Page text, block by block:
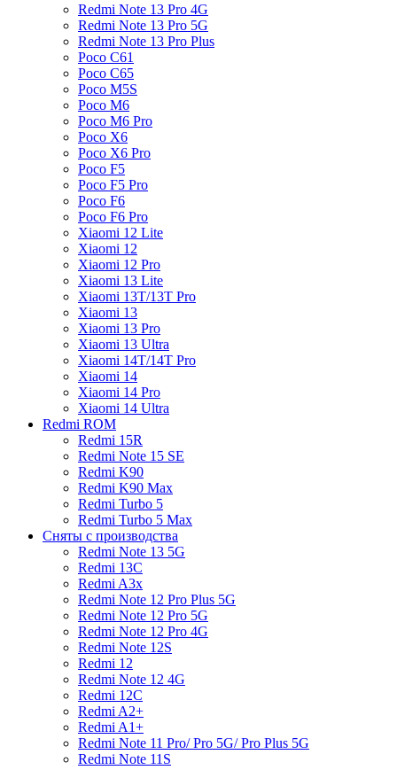
Redmi Note 13 Pro 4G
Redmi Note 13 Pro 5G
Redmi Note 13 Pro Plus
Poco C61
Poco C65
Poco M5S
Poco M6
Poco M6 Pro
Poco X6
Poco X6 Pro
Poco F5
Poco F5 Pro
Poco F6
Poco F6 Pro
Xiaomi 12 Lite
Xiaomi 12
Xiaomi 12 Pro
Xiaomi 13 Lite
Xiaomi 13T/13T Pro
Xiaomi 13
Xiaomi 13 Pro
Xiaomi 13 Ultra
Xiaomi 14T/14T Pro
Xiaomi 14
Xiaomi 14 Pro
Xiaomi 14 Ultra
Redmi ROM
Redmi 15R
Redmi Note 15 SE
Redmi K90
Redmi K90 Max
Redmi Turbo 5
Redmi Turbo 5 Max
Сняты с производства
Redmi Note 13 5G
Redmi 13C
Redmi A3x
Redmi Note 12 Pro Plus 5G
Redmi Note 12 Pro 5G
Redmi Note 12 Pro 4G
Redmi Note 12S
Redmi 12
Redmi Note 12 4G
Redmi 12C
Redmi A2+
Redmi A1+
Redmi Note 11 Pro/ Pro 5G/ Pro Plus 5G
Redmi Note 11S